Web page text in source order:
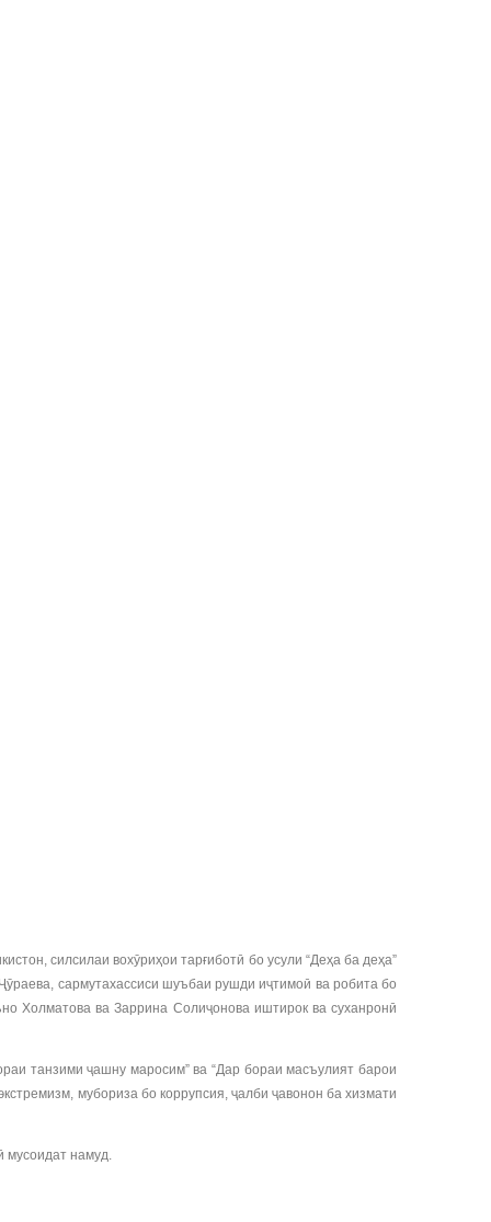
силсилаи вохӯриҳои тарғиботӣ бо усули “Деҳа ба деҳа”
сармутахассиси шуъбаи рушди иҷтимоӣ ва робита бо
Холматова ва Заррина Солиҷонова иштирок ва суханронӣ
танзими ҷашну маросим” ва “Дар бораи масъулият барои
мубориза бо коррупсия, ҷалби ҷавонон ба хизмати
мусоидат намуд.